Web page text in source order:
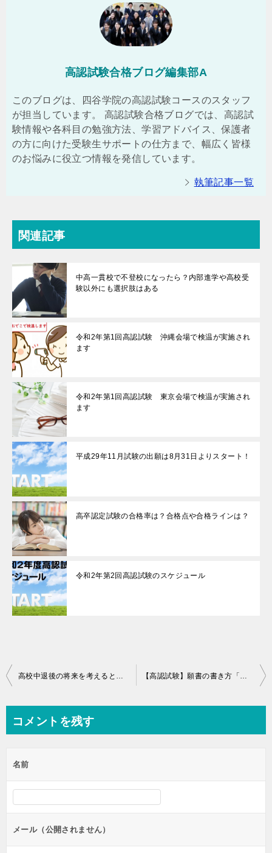
高認試験合格ブログ編集部A
このブログは、四谷学院の高認試験コースのスタッフ
が担当しています。 高認試験合格ブログでは、高認試
験情報や各科目の勉強方法、学習アドバイス、保護者
の方に向けた受験生サポートの仕方まで、幅広く皆様
のお悩みに役立つ情報を発信しています。
執筆記事一覧
関連記事
中高一貫校で不登校になったら？内部進学や高校受
験以外にも選択肢はある
令和2年第1回高認試験 沖縄会場で検温が実施され
ます
令和2年第1回高認試験 東京会場で検温が実施され
ます
平成29年11月試験の出願は8月31日よりスタート！
高卒認定試験の合格率は？合格点や合格ラインは？
令和2年第2回高認試験のスケジュール
投
ビ
ー
シ
ン
高校中退後の将来を考えるときにも高認がおすすめな3つの理由 【高認試験】願書の書き方「免除申請」を分かりやすく解説します！間違えやすいパターンも解説！高校中退・高認再受験者向け
コメントを残す
名前
メール（公開されません）